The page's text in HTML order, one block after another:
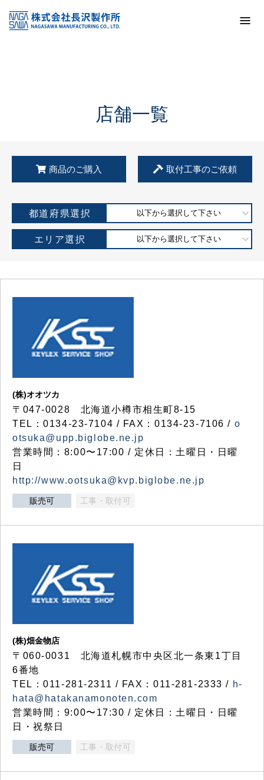
KSS加盟店・取扱店情報
店舗一覧
店舗一覧
商品のご購入 取付工事のご依頼
都道府県選択 以下から選択して下さい
エリア選択 以下から選択して下さい
(株)オオツカ
〒047-0028 北海道小樽市相生町8-15
TEL：0134-23-7104 / FAX：0134-23-7106 / o
otsuka@upp.biglobe.ne.jp
営業時間：8:00〜17:00 / 定休日：土曜日・日曜
日
http://www.ootsuka@kvp.biglobe.ne.jp
販売可 工事・取付可
(株)畑金物店
〒060-0031 北海道札幌市中央区北一条東1丁目
6番地
TEL：011-281-2311 / FAX：011-281-2333 / h-
hata@hatakanamonoten.com
営業時間：9:00〜17:30 / 定休日：土曜日・日曜
日・祝祭日
販売可 工事・取付可